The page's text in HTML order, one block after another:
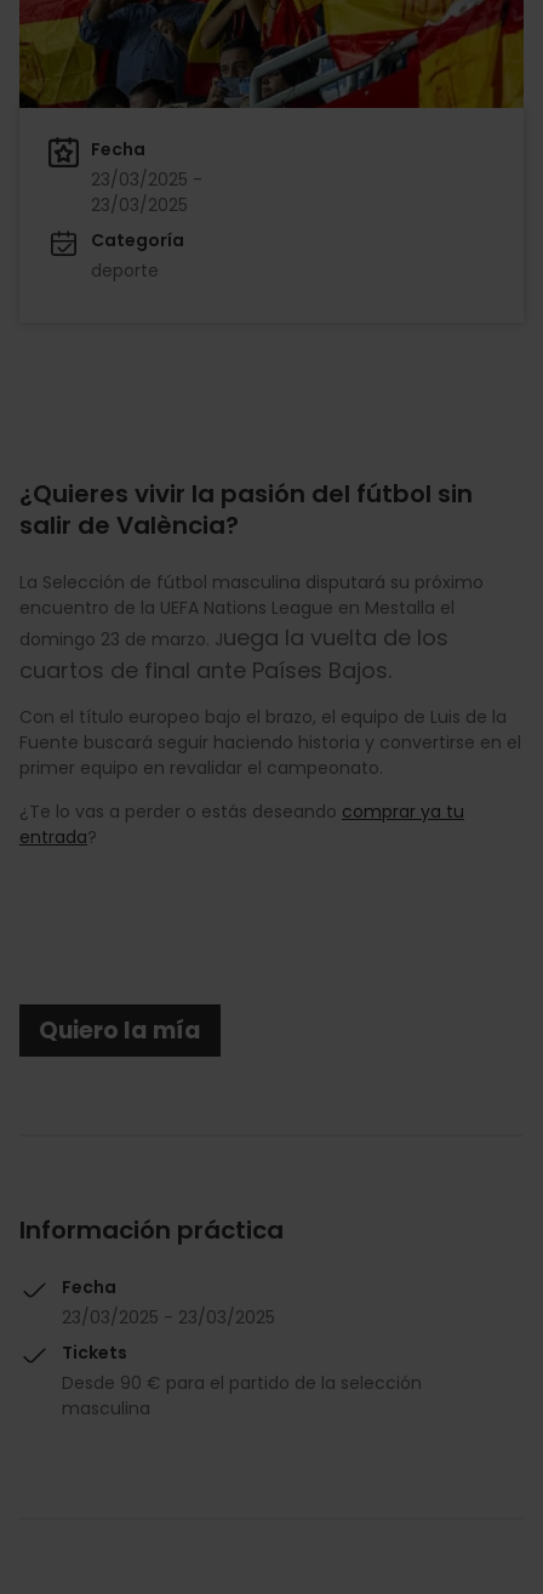
Fecha
23/03/2025 -
23/03/2025
Categoría
deporte
¿Quieres vivir la pasión del fútbol sin
salir de València?
La Selección de fútbol masculina disputará su próximo
encuentro de la UEFA Nations League en Mestalla el
domingo 23 de marzo. Juega la vuelta de los
cuartos de final ante Países Bajos.
Con el título europeo bajo el brazo, el equipo de Luis de la
Fuente buscará seguir haciendo historia y convertirse en el
primer equipo en revalidar el campeonato.
¿Te lo vas a perder o estás deseando comprar ya tu
entrada?
Quiero la mía
Información práctica
Fecha
23/03/2025 - 23/03/2025
Tickets
Desde 90 € para el partido de la selección
masculina